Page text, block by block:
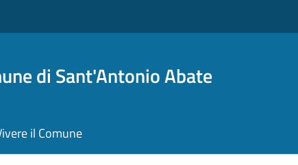
di Sant'Antonio Abate
il Comune